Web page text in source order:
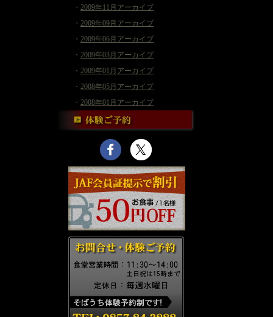
・ 2009年11月アーカイブ
・ 2009年09月アーカイブ
・ 2009年06月アーカイブ
・ 2009年03月アーカイブ
・ 2009年01月アーカイブ
・ 2008年05月アーカイブ
・ 2008年01月アーカイブ